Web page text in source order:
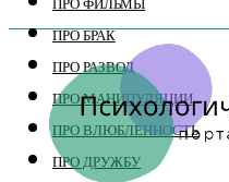
ПРО ФИЛЬМЫ
ПРО БРАК
ПРО РАЗВОД
ПРО МАНИПУЛЯЦИИ
ПРО ВЛЮБЛЕННОСТЬ
ПРО ДРУЖБУ